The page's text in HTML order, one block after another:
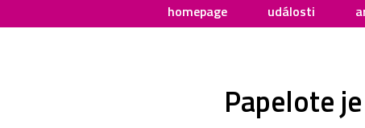
homepage události
Papelote